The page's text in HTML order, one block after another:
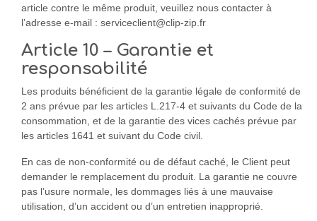
article contre le même produit, veuillez nous contacter à
l’adresse e-mail : serviceclient@clip-zip.fr
Article 10 – Garantie et
responsabilité
Les produits bénéficient de la garantie légale de conformité de
2 ans prévue par les articles L.217-4 et suivants du Code de la
consommation, et de la garantie des vices cachés prévue par
les articles 1641 et suivant du Code civil.
En cas de non-conformité ou de défaut caché, le Client peut
demander le remplacement du produit. La garantie ne couvre
pas l’usure normale, les dommages liés à une mauvaise
utilisation, d’un accident ou d’un entretien inapproprié.